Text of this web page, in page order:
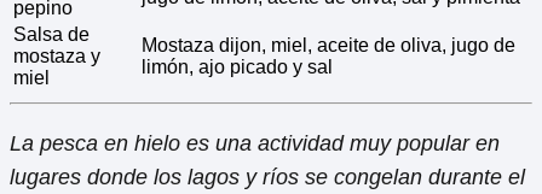
pepino
Salsa de
mostaza y
miel
Mostaza dijon, miel, aceite de oliva, jugo de
limón, ajo picado y sal
La pesca en hielo es una actividad muy popular en
lugares donde los lagos y ríos se congelan durante el